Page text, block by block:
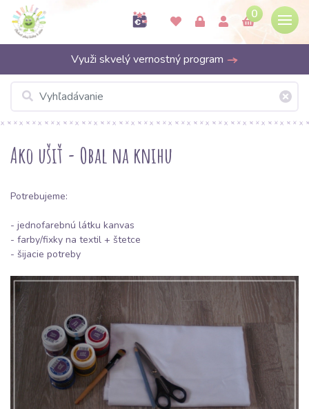
0
Využi skvelý vernostný program
Ako ušiť - Obal na knihu
Potrebujeme:
- jednofarebnú látku kanvas
- farby/fixky na textil + štetce
- šijacie potreby